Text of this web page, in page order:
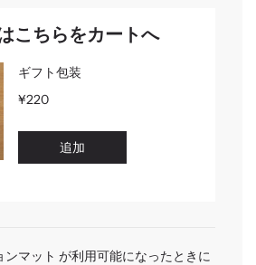
こちらをカートへ
マット が利用可能になったときに